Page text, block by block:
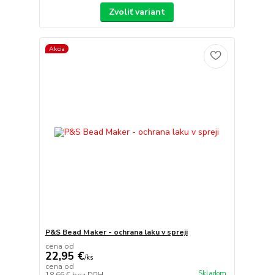
Zvoliť variant
Akcia
P&S Bead Maker - ochrana laku v spreji
cena od
22,95 €/ks
cena od